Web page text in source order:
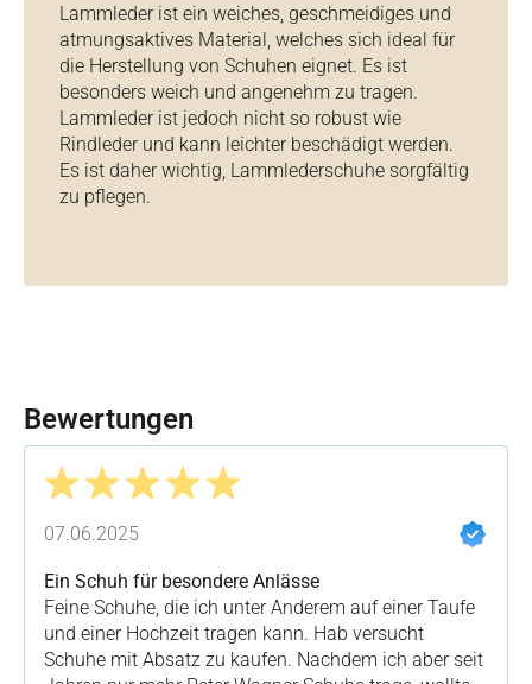
Lammleder ist ein weiches, geschmeidiges und
atmungsaktives Material, welches sich ideal für
die Herstellung von Schuhen eignet. Es ist
besonders weich und angenehm zu tragen.
Lammleder ist jedoch nicht so robust wie
Rindleder und kann leichter beschädigt werden.
Es ist daher wichtig, Lammlederschuhe sorgfältig
zu pflegen.
Bewertungen
07.06.2025
Ein Schuh für besondere Anlässe
Feine Schuhe, die ich unter Anderem auf einer Taufe
und einer Hochzeit tragen kann. Hab versucht
Schuhe mit Absatz zu kaufen. Nachdem ich aber seit